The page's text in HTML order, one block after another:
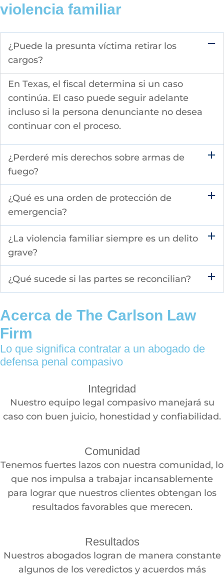
violencia familiar
¿Puede la presunta víctima retirar los
cargos?
En Texas, el fiscal determina si un caso
continúa. El caso puede seguir adelante
incluso si la persona denunciante no desea
continuar con el proceso.
¿Perderé mis derechos sobre armas de
fuego?
¿Qué es una orden de protección de
emergencia?
¿La violencia familiar siempre es un delito
grave?
¿Qué sucede si las partes se reconcilian?
Acerca de The Carlson Law
Firm
Lo que significa contratar a un abogado de
defensa penal compasivo
Integridad
Nuestro equipo legal compasivo manejará su
caso con buen juicio, honestidad y confiabilidad.
Comunidad
Tenemos fuertes lazos con nuestra comunidad, lo
que nos impulsa a trabajar incansablemente
para lograr que nuestros clientes obtengan los
resultados favorables que merecen.
Resultados
Nuestros abogados logran de manera constante
algunos de los veredictos y acuerdos más